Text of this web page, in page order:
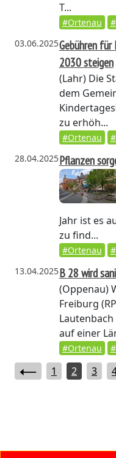
T...
#Ortenau
03.06.2025Gebühren
2030 steigen
(Lahr)Die
dem
zu erhöh...
#Ortenau
28.04.2025Pflanzen
Jahr ist es
zu find...
#Ortenau
13.04.2025B 28 wird
(Oppenau)
Freiburg
auf einer
#Ortenau
1 2 3